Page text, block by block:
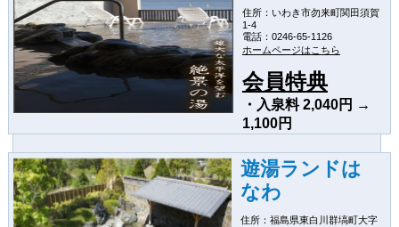
住所：いわき市勿来町関田須賀
1-4
電話：0246-65-1126
ホームページはこちら
会員特典
・入泉料 2,040円 →
1,100円
遊湯ランドは
なわ
住所：福島県東白川群塙町大字